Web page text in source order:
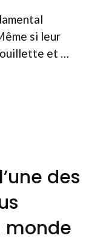
si leur
et …
des
monde